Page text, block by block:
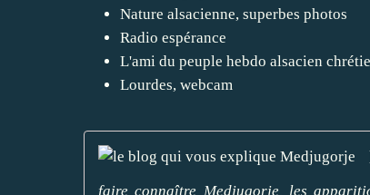
Nature alsacienne, superbes photos
Radio espérance
L'ami du peuple hebdo alsacien
Lourdes, webcam
faire connaître Medjugorje, les